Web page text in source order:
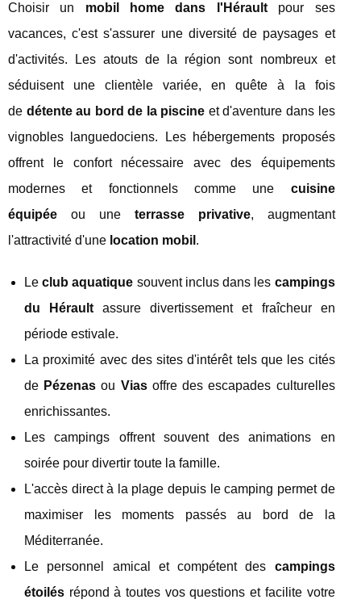
Choisir un mobil home dans l'Héraultpour ses
vacances, c'est s'assurer une diversité de paysages et
d'activités. Les atouts de la région sont nombreux et
séduisent une clientèle variée, en quête à la fois
de détente au bord de la piscine et d'aventure dans les
vignobles languedociens. Les hébergements proposés
offrent le confort nécessaire avec des équipements
modernes et fonctionnels comme une cuisine
équipée ou une terrasse privative, augmentant
l'attractivité d'une location mobil .
Leclub aquatique souvent inclus dans les campings
du Hérault assure divertissement et fraîcheur en
période estivale.
La proximité avec des sites d'intérêt tels que les cités
de Pézenas ou Viasoffre des escapades culturelles
enrichissantes.
Les campings offrent souvent des animations en
soirée pour divertir toute la famille.
L'accès direct à la plage depuis le camping permet de
maximiser les moments passés au bord de la
Méditerranée.
Le personnel amical et compétent des campings
étoilés répond à toutes vos questions et facilite votre